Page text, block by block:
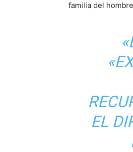
familia del
EL